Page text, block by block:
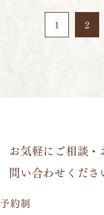
1 2
お気軽にご相談・
問い合わせくださ
予約制